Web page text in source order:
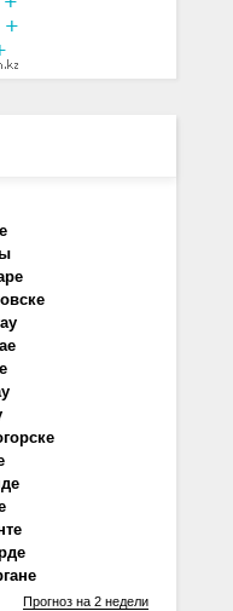
Прогноз на 2 недели